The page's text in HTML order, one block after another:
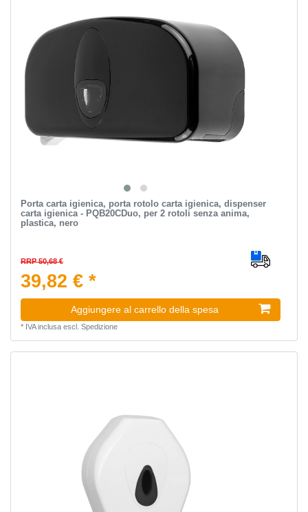
Porta carta igienica, porta rotolo carta igienica, dispenser
carta igienica - PQB20CDuo, per 2 rotoli senza anima,
plastica, nero
RRP 50,68 €
39,82 € *
Aggiungere al carrello della spesa
* IVA inclusaescl. Spedizione